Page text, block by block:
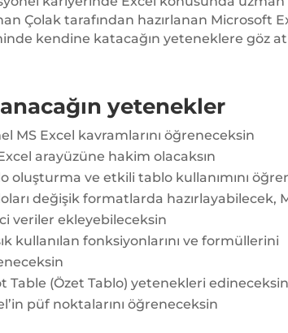
Çolak tarafından hazırlanan Microsoft
kendine katacağın yeteneklere göz
yetenekler
MS Excel kavramlarını öğreneceksin
arayüzüne hakim olacaksın
oluşturma ve etkili tablo kullanımını
değişik formatlarda hazırlayabilecek,
veriler ekleyebileceksin
kullanılan fonksiyonlarını ve formüllerini
Table (Özet Tablo) yetenekleri edineceksin
püf noktalarını öğreneceksin